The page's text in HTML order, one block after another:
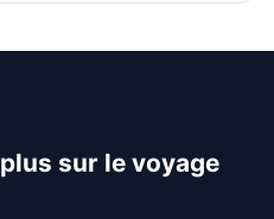
sur le voyage